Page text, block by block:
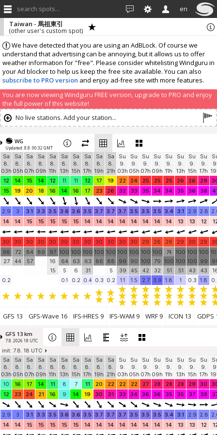
search spots... en
We have detected that you are using an AdBLock. Of course we
understand that advertising can be annoying, but it allows us to offer
weather information for "free". Please consider whitelisting Windguru in
your Ad blocker to help us keep the free site available. You can also
subscribe to PRO version and enjoy ad-free site with more features.
You are now viewing Windguru FREE version, upgrade to PRO and enjoy
the full power of this website!
Taiwan - 馬祖東引
(other user's custom spot)
No live stations. Add your station...
WG
Updated: 8.8. 00:32 GMT
Sa
8.
03h
Sa
8.
05h
Sa
8.
07h
Sa
8.
09h
Sa
8.
11h
Sa
8.
13h
Sa
8.
15h
Sa
8.
17h
Sa
8.
19h
Sa
8.
21h
Su
9.
03h
Su
9.
05h
Su
9.
07h
Su
9.
09h
Su
9.
11h
Su
9.
13h
Su
9.
15h
Su
9.
17h
12
14 15 14 12 11 11 12 17 19 22 24 25 25 25 26 26 29
15
19 20 18 16 14 16 17 23 26 32 33 35 34 34 35 36 38
2.9 3 3.1 3.3 3.5 3.6 3.6 3.5 3.7 3.7 3.7 3.5 3.5 3.5 3.4 3.1 2.9 2.8
14
14 15 15 15 15 15 14 14 14 14 14 14 14 14 13 13 12
30 30 30 30 30 30 30 30 30 30 30 30 29 28 28 29 30 29
98
27
72
44
84
57
89
97
16
15
100
64
5
100
63
6
100
63
31
100
86
100
88
5
100
99
39
100
90
45
100
100
42
100
79
32
74
100
51
100
100
51
100
100
43
100
99
43
0.2
0.1 0.2 0.4 0.3 0.2 1.1 1.5 2.7 3.9 1.8 1 0.3 1.8
GFS 13 GFS-Wave 16 IFS-HRES 9 IFS-WAM 9 WRF 9 ICON 13 GDPS
GFS 13 km
7.8. 2026 18 UTC
init: 7.8. 18 UTC
Sa
8.
03h
Sa
8.
05h
Sa
8.
07h
Sa
8.
09h
Sa
8.
11h
Sa
8.
13h
Sa
8.
15h
Sa
8.
17h
Sa
8.
19h
Sa
8.
21h
Su
9.
03h
Su
9.
05h
Su
9.
07h
Su
9.
09h
Su
9.
11h
Su
9.
13h
Su
9.
15h
Su
9.
17h
10
16 17 14 11 8 7 11 20 22 22 22 27 28 28 28 29 30
12
23 24 21 16 9 14 19 30 31 33 34 36 36 35 35 37 38
2.9 3 3.1 3.3 3.5 3.6 3.6 3.5 3.7 3.7 3.7 3.5 3.5 3.5 3.4 3.1 2.9 2.8
14
14 15 15 15 15 15 14 14 14 14 14 14 14 14 13 13 12